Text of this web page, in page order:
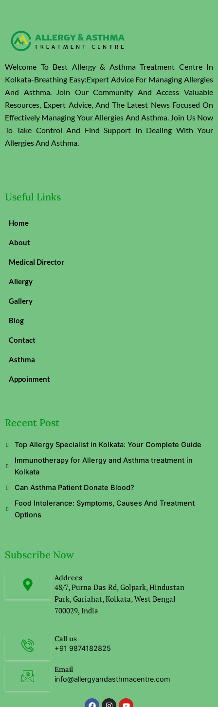
Welcome To Best Allergy & Asthma Treatment Centre In
Kolkata-Breathing Easy:Expert Advice For Managing Allergies
And Asthma. Join Our Community And Access Valuable
Resources, Expert Advice, And The Latest News Focused On
Effectively Managing Your Allergies And Asthma. Join Us Now
To Take Control And Find Support In Dealing With Your
Allergies And Asthma.
Useful Links
Home
About
Medical Director
Allergy
Gallery
Blog
Contact
Asthma
Appoinment
Recent Post
Top Allergy Specialist in Kolkata: Your Complete Guide
Immunotherapy for Allergy and Asthma treatment in
Kolkata
Can Asthma Patient Donate Blood?
Food Intolerance: Symptoms, Causes And Treatment
Options
Subscribe Now
Addrees
48/7, Purna Das Rd, Golpark, Hindustan
Park, Gariahat, Kolkata, West Bengal
700029, India
Call us
+91 9874182825
Email
info@allergyandasthmacentre.com
F I Y